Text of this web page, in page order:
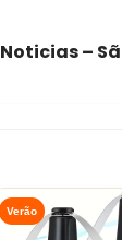
Noticias –
Verão